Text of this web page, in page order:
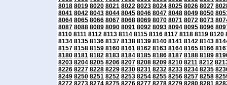
8018 8019 8020 8021 8022 8023 8024 8025 8026 8027
8041 8042 8043 8044 8045 8046 8047 8048 8049 8050
8064 8065 8066 8067 8068 8069 8070 8071 8072 8073
8087 8088 8089 8090 8091 8092 8093 8094 8095 8096
8110 8111 8112 8113 8114 8115 8116 8117 8118 8119 8120
8134 8135 8136 8137 8138 8139 8140 8141 8142 8143
8157 8158 8159 8160 8161 8162 8163 8164 8165 8166
8180 8181 8182 8183 8184 8185 8186 8187 8188 8189
8203 8204 8205 8206 8207 8208 8209 8210 8211 8212
8226 8227 8228 8229 8230 8231 8232 8233 8234 8235
8249 8250 8251 8252 8253 8254 8255 8256 8257 8258
8272 8273 8274 8275 8276 8277 8278 8279 8280 8281